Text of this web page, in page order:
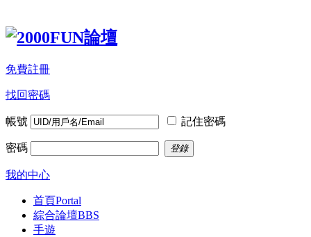
免費註冊
找回密碼
帳號 記住密碼
密碼 登錄
我的中心
首頁Portal
綜合論壇BBS
手遊